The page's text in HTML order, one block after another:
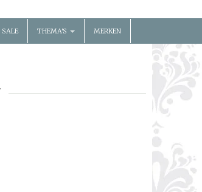
SALE THEMA'S MERKEN